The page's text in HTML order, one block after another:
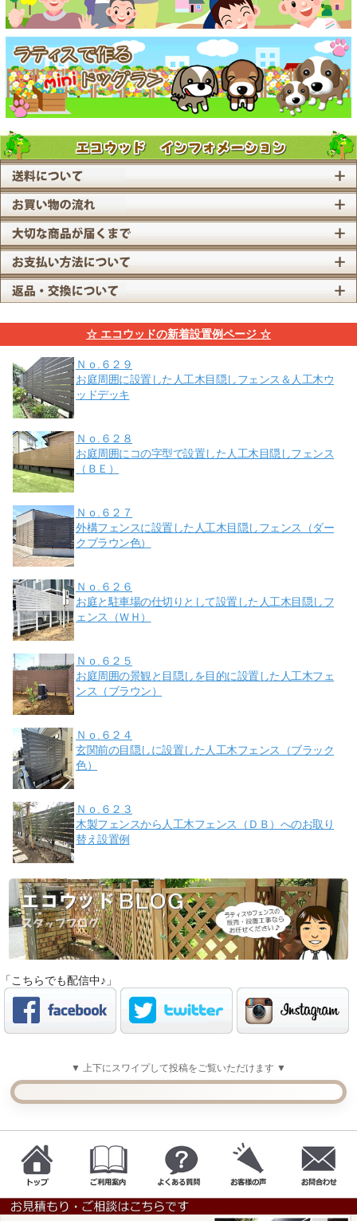
☆ エコウッドの新着設置例ページ ☆
Ｎｏ.６２９
お庭周囲に設置した人工木目隠しフェンス＆人工木ウ
ッドデッキ
Ｎｏ.６２８
お庭周囲にコの字型で設置した人工木目隠しフェンス
（ＢＥ）
Ｎｏ.６２７
外構フェンスに設置した人工木目隠しフェンス（ダー
クブラウン色）
Ｎｏ.６２６
お庭と駐車場の仕切りとして設置した人工木目隠しフ
ェンス（ＷＨ）
Ｎｏ.６２５
お庭周囲の景観と目隠しを目的に設置した人工木フェ
ンス（ブラウン）
Ｎｏ.６２４
玄関前の目隠しに設置した人工木フェンス（ブラック
色）
Ｎｏ.６２３
木製フェンスから人工木フェンス（ＤＢ）へのお取り
替え設置例
「こちらでも配信中♪」
▼ 上下にスワイプして投稿をご覧いただけます ▼